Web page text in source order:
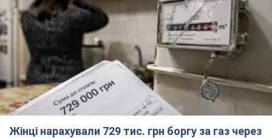
Жінці нарахували 729 тис. грн боргу за газ через